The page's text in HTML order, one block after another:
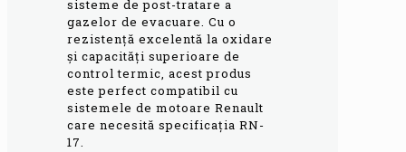
sisteme de post-tratare a
gazelor de evacuare. Cu o
rezistență excelentă la oxidare
și capacități superioare de
control termic, acest produs
este perfect compatibil cu
sistemele de motoare Renault
care necesită specificația RN-
17.